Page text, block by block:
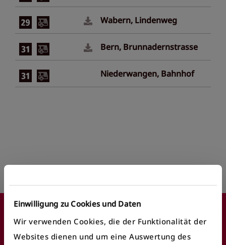
Einwilligung zu Cookies und Daten
Wir verwenden Cookies, die der Funktionalität der
Websites dienen und um eine Auswertung des
Wabern, Lindenweg
Bern, Brunnadernstrasse
Niederwangen, Bahnhof
Footer